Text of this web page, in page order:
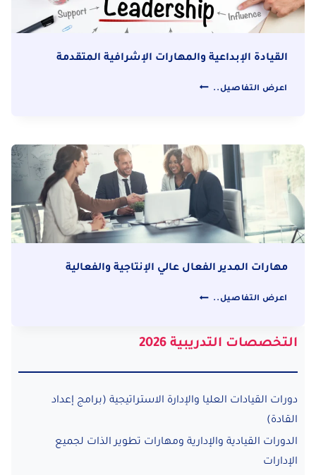
القيادة الإبداعية والمهارات الإشرافية المتقدمة
اعرض التفاصيل.. القيادة
المتقدمة
مهارات المدير الفعال عالي الإنتاجية والفعالية
اعرض التفاصيل.. مهارات
عالي
التخصصات التدريبية 2026
دورات القيادات العليا والإدارة الاستراتيجية (برامج إعداد
القادة)
الدورات القيادية والإدارية ومهارات تطوير الذات لجميع
الإدارات